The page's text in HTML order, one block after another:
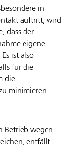
in
auftritt, wird
dass der
eigene
ist also
für die
die
minimieren.
Betrieb wegen
entfällt